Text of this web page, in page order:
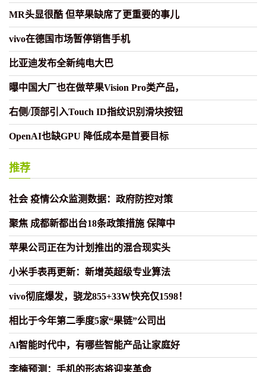
MR头显很酷 但苹果缺席了更重要的事儿
vivo在德国市场暂停销售手机
比亚迪发布全新纯电大巴
曝中国大厂也在做苹果Vision Pro类产品，
右侧/顶部引入Touch ID指纹识别滑块按钮
OpenAI也缺GPU 降低成本是首要目标
推荐
社会 疫情公众监测数据：政府防控对策
聚焦 成都新都出台18条政策措施 保障中
苹果公司正在为计划推出的混合现实头
小米手表再更新：新增英超级专业算法
vivo彻底爆发，骁龙855+33W快充仅1598！
相比于今年第二季度5家“果链”公司出
Al智能时代中，有哪些智能产品让家庭好
李楠预测：手机的形态将迎来革命